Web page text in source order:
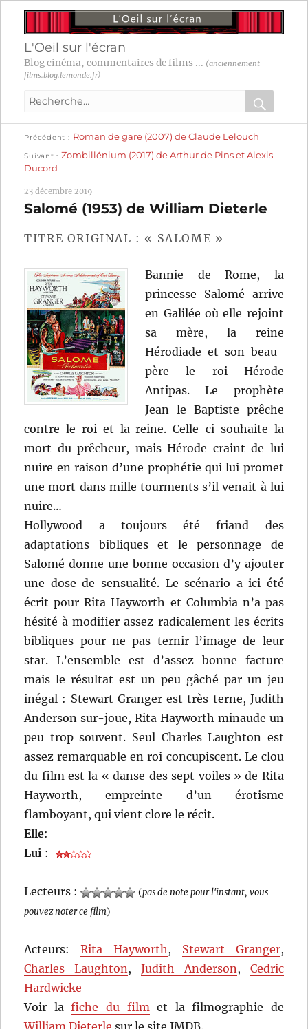
L'Oeil sur l'écran
Blog cinéma, commentaires de films ... (anciennement
films.blog.lemonde.fr)
Recherche
:
OK
Navigation
de
l’article
Précédent
précédente :
Roman de gare (2007) de Claude Lelouch
Suivant
suivante :
Zombillénium (2017) de Arthur de Pins et Alexis
Ducord
23 décembre 2019
Salomé (1953) de William Dieterle
TITRE ORIGINAL : « SALOME »
Bannie de Rome, la
princesse Salomé arrive
en Galilée où elle rejoint
sa mère, la reine
Hérodiade et son beau-
père le roi Hérode
Antipas. Le prophète
Jean le Baptiste prêche
contre le roi et la reine. Celle-ci souhaite la
mort du prêcheur, mais Hérode craint de lui
nuire en raison d’une prophétie qui lui promet
une mort dans mille tourments s’il venait à lui
nuire…
Hollywood a toujours été friand des
adaptations bibliques et le personnage de
Salomé donne une bonne occasion d’y ajouter
une dose de sensualité. Le scénario a ici été
écrit pour Rita Hayworth et Columbia n’a pas
hésité à modifier assez radicalement les écrits
bibliques pour ne pas ternir l’image de leur
star. L’ensemble est d’assez bonne facture
mais le résultat est un peu gâché par un jeu
inégal : Stewart Granger est très terne, Judith
Anderson sur-joue, Rita Hayworth minaude un
peu trop souvent. Seul Charles Laughton est
assez remarquable en roi concupiscent. Le clou
du film est la « danse des sept voiles » de Rita
Hayworth, empreinte d’un érotisme
flamboyant, qui vient clore le récit.
Elle:
–
Lui :
Lecteurs : (pas de note pour l'instant, vous
pouvez noter ce film)
Acteurs:Rita Hayworth, Stewart Granger,
Charles Laughton,Judith Anderson, Cedric
Hardwicke
Voir lafiche du filmet la filmographie de